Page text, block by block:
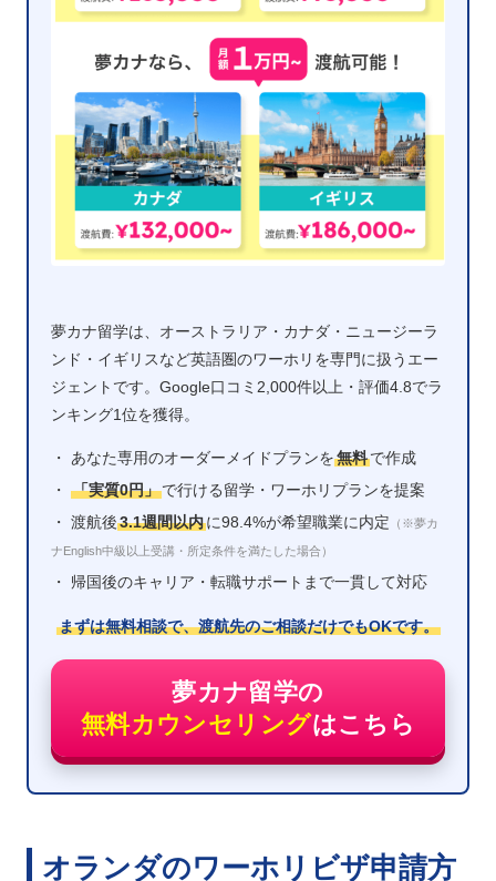
夢カナ留学は、オーストラリア・カナダ・ニュージーラ
ンド・イギリスなど英語圏のワーホリを専門に扱うエー
ジェントです。Google口コミ2,000件以上・評価4.8でラ
ンキング1位を獲得。
・ あなた専用のオーダーメイドプランを無料で作成
・
「実質0円」で行ける留学・ワーホリプランを提案
・ 渡航後3.1週間以内に98.4%が希望職業に内定 （※夢カ
ナEnglish中級以上受講・所定条件を満たした場合）
・ 帰国後のキャリア・転職サポートまで一貫して対応
まずは無料相談で、渡航先のご相談だけでもOKです。
夢カナ留学の
無料カウンセリングはこちら
オランダのワーホリビザ申請方